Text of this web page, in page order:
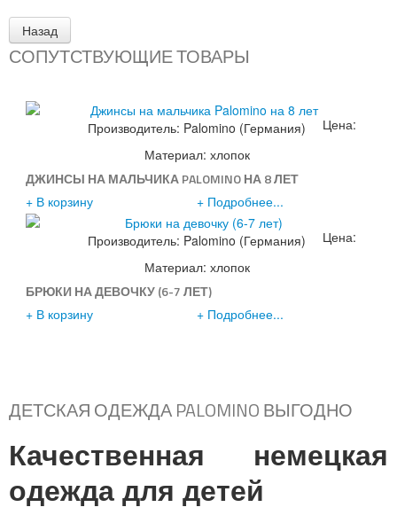
СОПУТСТВУЮЩИЕ ТОВАРЫ
Производитель: Palomino (Германия) Цена:
1290р.
Материал: хлопок
ДЖИНСЫ НА МАЛЬЧИКА PALOMINO НА 8 ЛЕТ
+ В корзину + Подробнее...
Производитель: Palomino (Германия) Цена:
1290р.
Материал: хлопок
БРЮКИ НА ДЕВОЧКУ (6-7 ЛЕТ)
+ В корзину + Подробнее...
ДЕТСКАЯ ОДЕЖДА PALOMINO ВЫГОДНО
Качественная немецкая
одежда для детей